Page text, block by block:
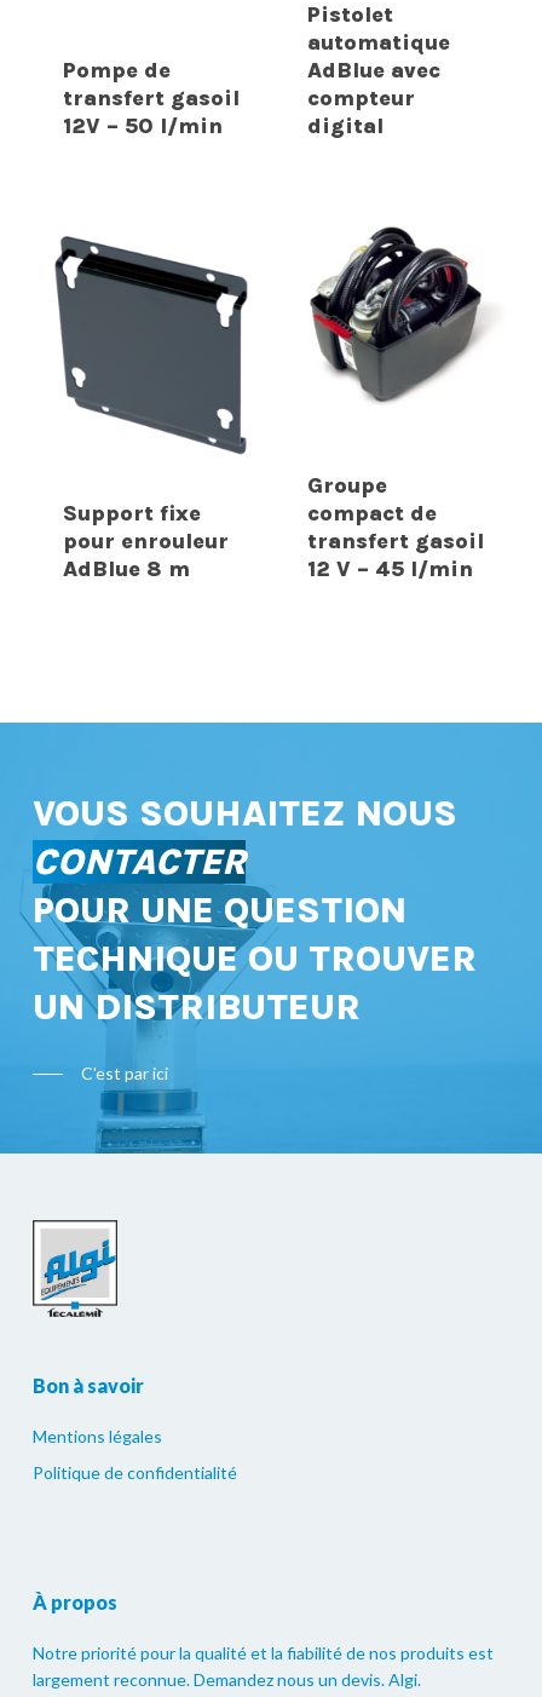
Pompe de
transfert gasoil
12V – 50 l/min
Pistolet
automatique
AdBlue avec
compteur
digital
Support fixe
pour enrouleur
AdBlue 8 m
Groupe
compact de
transfert gasoil
12 V – 45 l/min
VOUS SOUHAITEZ NOUS
CONTACTER
POUR UNE QUESTION
TECHNIQUE OU TROUVER
UN DISTRIBUTEUR
C'est par ici
Bon à savoir
Mentions légales
Politique de confidentialité
À propos
Notre priorité pour la qualité et la fiabilité de nos produits est
largement reconnue. Demandez nous un devis. Algi.